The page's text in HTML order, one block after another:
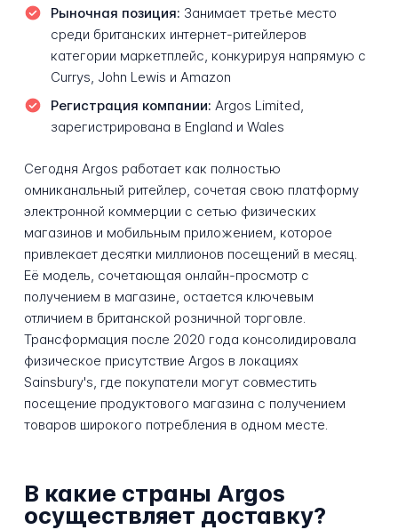
Рыночная позиция: Занимает третье место
среди британских интернет-ритейлеров
категории маркетплейс, конкурируя напрямую с
Currys, John Lewis и Amazon
Регистрация компании: Argos Limited,
зарегистрирована в England и Wales
Сегодня Argos работает как полностью
омниканальный ритейлер, сочетая свою платформу
электронной коммерции с сетью физических
магазинов и мобильным приложением, которое
привлекает десятки миллионов посещений в месяц.
Её модель, сочетающая онлайн-просмотр с
получением в магазине, остается ключевым
отличием в британской розничной торговле.
Трансформация после 2020 года консолидировала
физическое присутствие Argos в локациях
Sainsbury's, где покупатели могут совместить
посещение продуктового магазина с получением
товаров широкого потребления в одном месте.
В какие страны Argos
осуществляет доставку?